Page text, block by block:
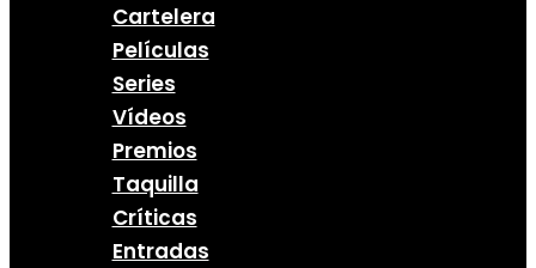
Cartelera
Películas
Series
Vídeos
Premios
Taquilla
Críticas
Entradas